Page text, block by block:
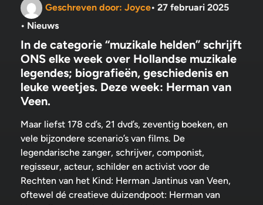
Geschreven door: Joyce• 27 februari 2025
• Nieuws
In de categorie “muzikale helden” schrijft
ONS elke week over Hollandse muzikale
legendes; biografieën, geschiedenis en
leuke weetjes. Deze week: Herman van
Veen.
Maar liefst 178 cd’s, 21 dvd’s, zeventig boeken, en
vele bijzondere scenario’s van films. De
legendarische zanger, schrijver, componist,
regisseur, acteur, schilder en activist voor de
Rechten van het Kind: Herman Jantinus van Veen,
oftewel dé creatieve duizendpoot: Herman van